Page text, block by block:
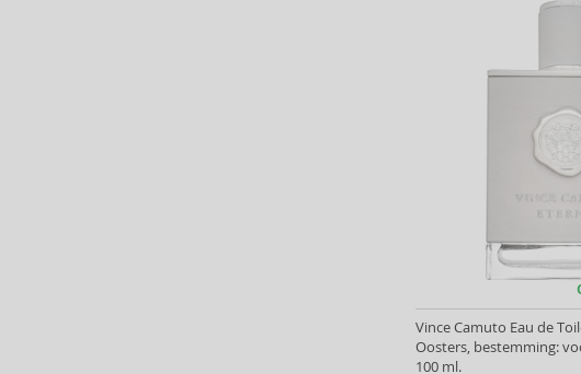
Vince Camuto Eau de
Oosters, bestemming:
100 ml.